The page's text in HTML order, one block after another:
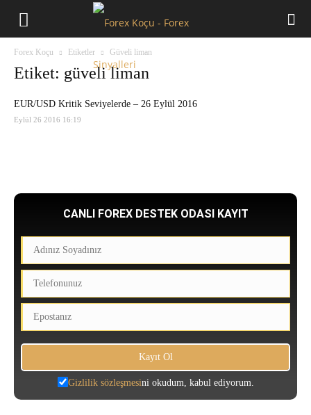
Forex Koçu Etiketler Güveli liman
Etiket: güveli liman
EUR/USD Kritik Seviyelerde – 26 Eylül 2016
Eylül 26 2016 16:19
CANLI FOREX DESTEK ODASI KAYIT
Gizlilik sözleşmesini okudum, kabul ediyorum.